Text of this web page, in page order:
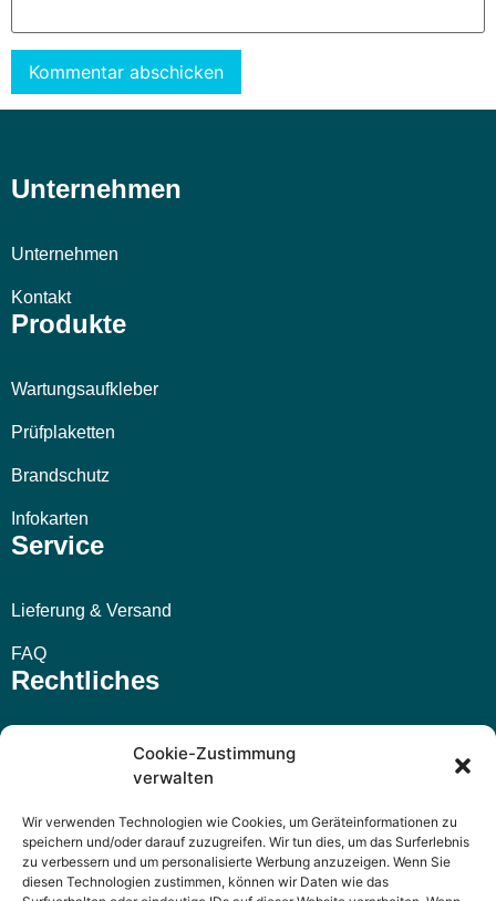
Cookie-Zustimmung
verwalten
Wir verwenden Technologien wie Cookies, um Geräteinformationen zu
speichern und/oder darauf zuzugreifen. Wir tun dies, um das Surferlebnis
zu verbessern und um personalisierte Werbung anzuzeigen. Wenn Sie
diesen Technologien zustimmen, können wir Daten wie das
Unternehmen
Unternehmen
Kontakt
Produkte
Wartungsaufkleber
Prüfplaketten
Brandschutz
Infokarten
Service
Lieferung & Versand
FAQ
Rechtliches
Widerrufsbelehrung
Datenschutzerklärung